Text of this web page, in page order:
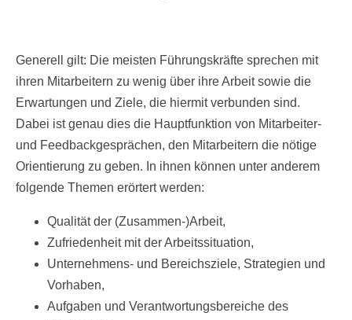
Generell gilt: Die meisten Führungskräfte sprechen mit
ihren Mitarbeitern zu wenig über ihre Arbeit sowie die
Erwartungen und Ziele, die hiermit verbunden sind.
Dabei ist genau dies die Hauptfunktion von Mitarbeiter-
und Feedbackgesprächen, den Mitarbeitern die nötige
Orientierung zu geben. In ihnen können unter anderem
folgende Themen erörtert werden:
Qualität der (Zusammen-)Arbeit,
Zufriedenheit mit der Arbeitssituation,
Unternehmens- und Bereichsziele, Strategien und
Vorhaben,
Aufgaben und Verantwortungsbereiche des